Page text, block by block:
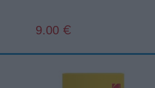
9.00 €